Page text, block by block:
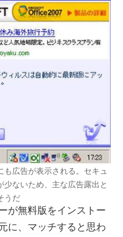
広告が表示される。セキュ
少ないため、主な広告露出と
うだ
が無料版をインストー
に、マッチすると思わ